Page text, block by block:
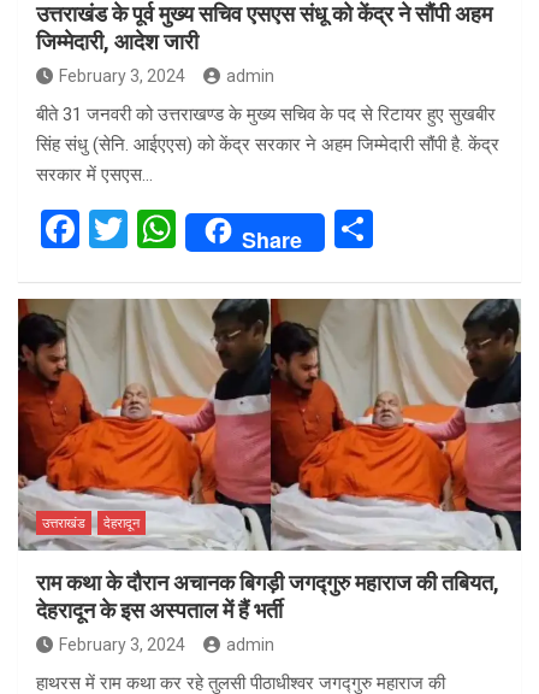
उत्तराखंड के पूर्व मुख्य सचिव एसएस संधू को केंद्र ने सौंपी अहम
जिम्मेदारी, आदेश जारी
February 3, 2024 admin
बीते 31 जनवरी को उत्तराखण्ड के मुख्य सचिव के पद से रिटायर हुए सुखबीर
सिंह संधु (सेनि. आईएएस) को केंद्र सरकार ने अहम जिम्मेदारी सौंपी है. केंद्र
सरकार में एसएस…
F
ce
b
o
o
k
T
tt
er
W
h
at
s
A
p
p
Share
ar
e
उत्तराखंड देहरादून
राम कथा के दौरान अचानक बिगड़ी जगद्गुरु महाराज की तबियत,
देहरादून के इस अस्पताल में हैं भर्ती
February 3, 2024 admin
हाथरस में राम कथा कर रहे तुलसी पीठाधीश्वर जगद्गुरु महाराज की